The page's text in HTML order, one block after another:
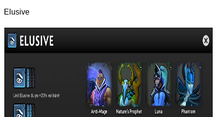
Elusive